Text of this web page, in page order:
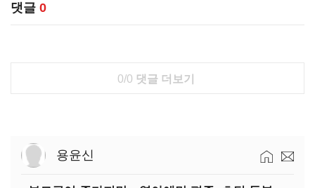
댓글 0
0/0 댓글 더보기
용윤신